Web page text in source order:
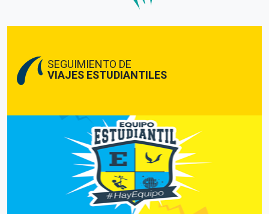
SEGUIMIENTO DE
VIAJES ESTUDIANTILES